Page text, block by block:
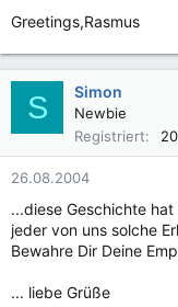
Greetings,Rasmus
S Simon
Newbie
Registriert
26.08.2004
...diese Geschichte
jeder von uns solche
Bewahre Dir Deine
... liebe Grüße